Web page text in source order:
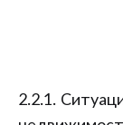
2.2.1.